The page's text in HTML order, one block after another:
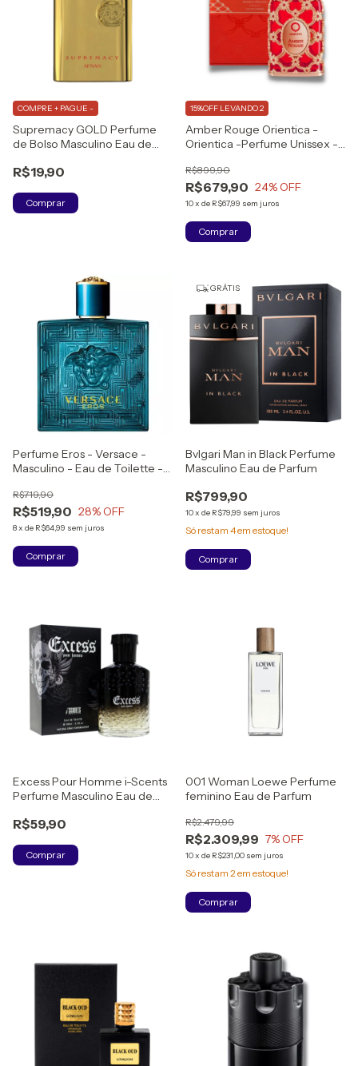
de Bolso Masculino Eau de
Parfum
R$19,90
COMPRE + PAGUE -
Orientica -Perfume Unissex -
Eau de Parfum 80ml (lacrado)
R$679,90
R$899,90
24
10 xde sem juros
15%OFF LEVANDO 2
Masculino - Eau de Toilette -
100ml (LACRADO)
R$519,90
R$719,90
28
8 de sem juros
GRÁTIS
Masculino Eau de Parfum
R$799,90
10 x deR$79,99sem juros
Só restam em estoque!
Perfume Masculino Eau de
Toillete
R$59,90
feminino Eau de Parfum
R$2.309,99
R$2.479,99
10 x deR$231,00 sem juros
Só restam em estoque!